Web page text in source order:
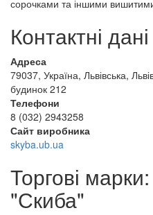
сорочками та іншими
Контактні дані
Адреса
79037, Україна, Львівська,
будинок 212
Телефони
8 (032) 2943258
Сайт виробника
skyba.ub.ua
Торгові
"Скиба"